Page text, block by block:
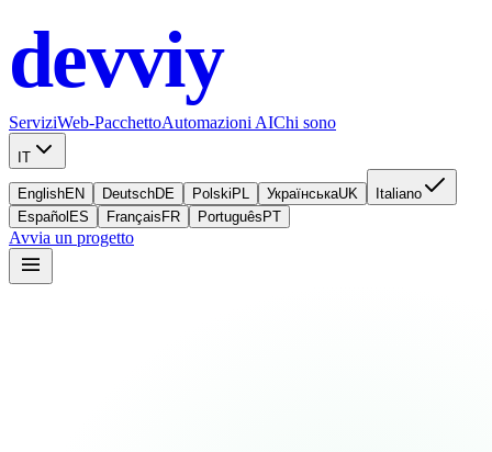
devviy.com
ServiziWeb-PacchettoAutomazioni AIChi sono
IT
EnglishEN DeutschDE Polski PL УкраїнськаUK
Italiano
Español ES Français FR Português PT
Avvia un progetto